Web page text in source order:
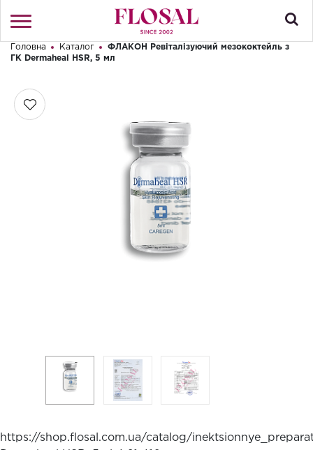
Увійти / Реєстрація
КАТАЛОГ
Привіт! Що Ви шукаєте?
Головна Каталог
ФЛАКОН Ревіталізуючий мезококтейль з
ГК Dermaheal HSR, 5 мл
https://shop.flosal.com.ua/catalog/